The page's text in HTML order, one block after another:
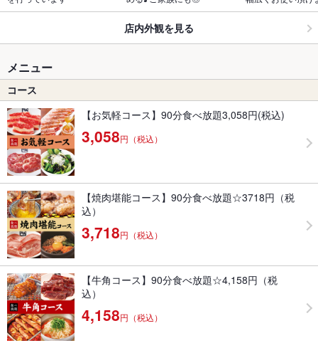
店内外観を見る
メニュー
コース
【お気軽コース】90分食べ放題3,058円(税込)
3,058円（税込）
【焼肉堪能コース】90分食べ放題☆3718円（税
込）
3,718円（税込）
【牛角コース】90分食べ放題☆4,158円（税
込）
4,158円（税込）